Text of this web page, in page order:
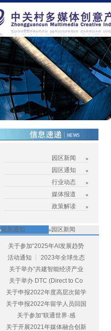
园区新闻
园区通知
行业动态
媒体报道
政策解读
最新通知 园区新闻
关于参加“2025年AI发展趋势
活动通知 ┆ 2023年全球生态
关于举办“共建智能经济产业
关于举办 DTC (Direct to Co
关于申报2022年度高层次留学
关于申报2022年留学人员回国
关于参加“联通世界·感
关于开展2021年媒体融合创新